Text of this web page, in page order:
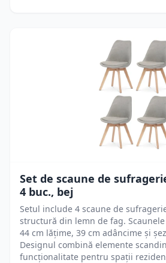
Set de scaune de
4 buc., bej
Setul include 4 scaune de
structură din lemn de fag.
44 cm lățime, 39 cm adâncime și
Designul combină elemente
funcționalitate pentru spații